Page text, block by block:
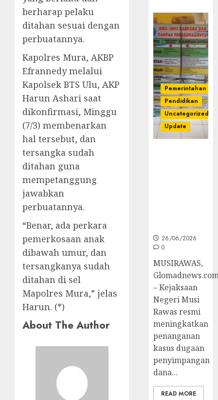
berharap pelaku
ditahan sesuai dengan
perbuatannya.
Kapolres Mura, AKBP
Efrannedy melalui
Kapolsek BTS Ulu, AKP
Harun Ashari saat
dikonfirmasi, Minggu
(7/3) membenarkan
hal tersebut, dan
tersangka sudah
ditahan guna
mempetanggung
jawabkan
perbuatannya.
“Benar, ada perkara
pemerkosaan anak
dibawah umur, dan
tersangkanya sudah
ditahan di sel
Mapolres Mura,” jelas
Harun. (*)
About The Author
Pemerintahan
Pendidikan
Uncategorized
Update
26/06/2026
0
MUSIRAWAS,
– Kejaksaan
Negeri Musi
Rawas resmi
meningkatkan
penanganan
kasus dugaan
penyimpangan
dana...
READ MORE